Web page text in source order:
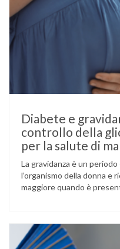
Diabete e
controllo della
per la salute di
La gravidanza è un
l’organismo della donna e
maggiore quando è
volta durante la
mantenere …